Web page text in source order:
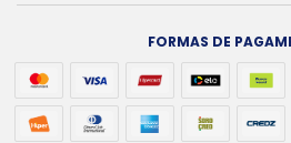
FORMAS DE